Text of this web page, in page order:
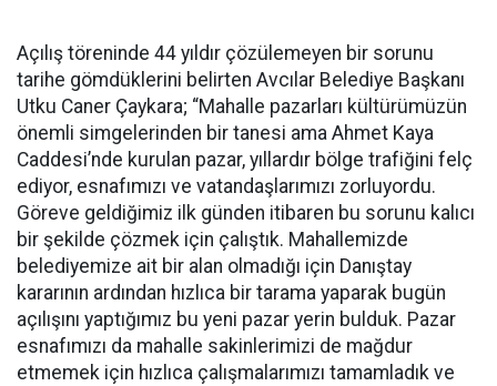
Açılış töreninde 44 yıldır çözülemeyen bir sorunu
tarihe gömdüklerini belirten Avcılar Belediye Başkanı
Utku Caner Çaykara; “Mahalle pazarları kültürümüzün
önemli simgelerinden bir tanesi ama Ahmet Kaya
Caddesi’nde kurulan pazar, yıllardır bölge trafiğini felç
ediyor, esnafımızı ve vatandaşlarımızı zorluyordu.
Göreve geldiğimiz ilk günden itibaren bu sorunu kalıcı
bir şekilde çözmek için çalıştık. Mahallemizde
belediyemize ait bir alan olmadığı için Danıştay
kararının ardından hızlıca bir tarama yaparak bugün
açılışını yaptığımız bu yeni pazar yerin bulduk. Pazar
esnafımızı da mahalle sakinlerimizi de mağdur
etmemek için hızlıca çalışmalarımızı tamamladık ve